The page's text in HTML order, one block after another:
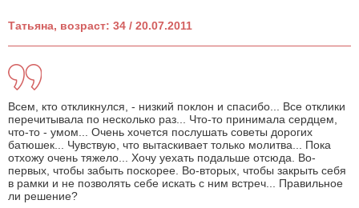
Татьяна, возраст: 34 / 20.07.2011
Всем, кто откликнулся, - низкий поклон и спасибо... Все отклики
перечитывала по несколько раз... Что-то принимала сердцем,
что-то - умом... Очень хочется послушать советы дорогих
батюшек... Чувствую, что вытаскивает только молитва... Пока
отхожу очень тяжело... Хочу уехать подальше отсюда. Во-
первых, чтобы забыть поскорее. Во-вторых, чтобы закрыть себя
в рамки и не позволять себе искать с ним встреч... Правильное
ли решение?